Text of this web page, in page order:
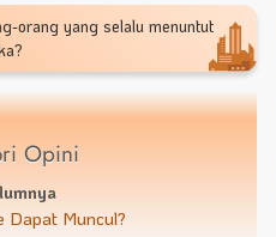
orang yang selalu menuntut
Opini
Dapat Muncul?